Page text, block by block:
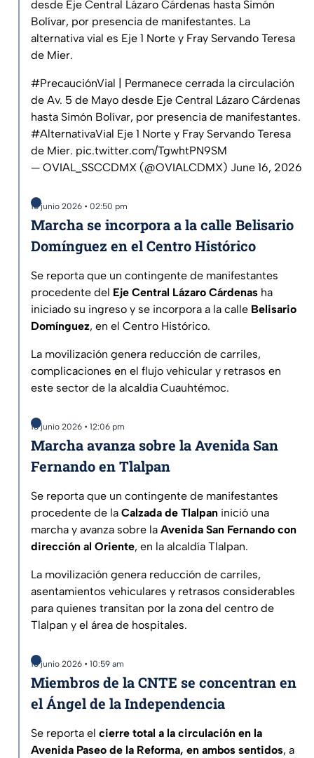
desde Eje Central Lázaro Cárdenas hasta Simón
Bolívar, por presencia de manifestantes. La
alternativa vial es Eje 1 Norte y Fray Servando Teresa
de Mier.
#PrecauciónVial | Permanece cerrada la circulación
de Av. 5 de Mayo desde Eje Central Lázaro Cárdenas
hasta Simón Bolívar, por presencia de manifestantes.
#AlternativaVial Eje 1 Norte y Fray Servando Teresa
de Mier. pic.twitter.com/TgwhtPN9SM
— OVIAL_SSCCDMX (@OVIALCDMX) June 16, 2026
16 junio 2026 • 02:50 pm
Marcha se incorpora a la calle Belisario
Domínguez en el Centro Histórico
Se reporta que un contingente de manifestantes
procedente del Eje Central Lázaro Cárdenas ha
iniciado su ingreso y se incorpora a la calle Belisario
Domínguez, en el Centro Histórico.
La movilización genera reducción de carriles,
complicaciones en el flujo vehicular y retrasos en
este sector de la alcaldía Cuauhtémoc.
16 junio 2026 • 12:06 pm
Marcha avanza sobre la Avenida San
Fernando en Tlalpan
Se reporta que un contingente de manifestantes
procedente de la Calzada de Tlalpan inició una
marcha y avanza sobre la Avenida San Fernando con
dirección al Oriente, en la alcaldía Tlalpan.
La movilización genera reducción de carriles,
asentamientos vehiculares y retrasos considerables
para quienes transitan por la zona del centro de
Tlalpan y el área de hospitales.
16 junio 2026 • 10:59 am
Miembros de la CNTE se concentran en
el Ángel de la Independencia
Se reporta el cierre total a la circulación en la
Avenida Paseo de la Reforma, en ambos sentidos, a